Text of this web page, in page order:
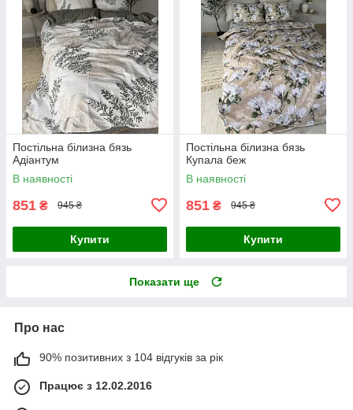
Постільна білизна бязь
Адіантум
В наявності
851 ₴ 945 ₴
Купити
Постільна білизна бязь
Купала беж
В наявності
851 ₴ 945 ₴
Купити
Показати ще
Про нас
90% позитивних з 104 відгуків за рік
Працює з 12.02.2016